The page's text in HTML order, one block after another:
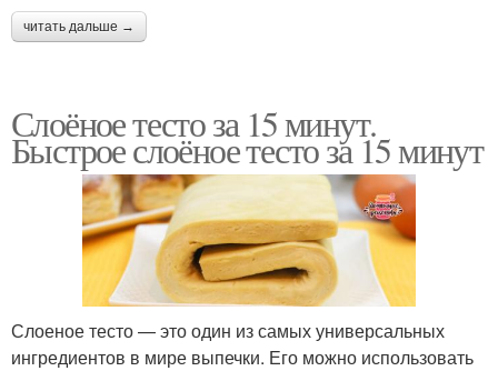
читать дальше →
Слоёное тесто за 15 минут.
Быстрое слоёное тесто за 15 минут
Слоеное тесто — это один из самых универсальных
ингредиентов в мире выпечки. Его можно использовать